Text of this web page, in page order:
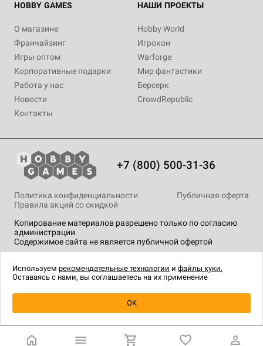
Уведомить о наличии
HOBBY GAMES
О магазине
Франчайзинг
Игры оптом
Корпоративные подарки
Работа у нас
Новости
Контакты
НАШИ ПРОЕКТЫ
Hobby World
Игрокон
Warforge
Мир фантастики
Берсерк
CrowdRepublic
+7 (800) 500-31-36
Копирование материалов разрешено только по согласию
администрации
Содержимое сайта не является публичной офертой
Политика конфиденциальности
Публичная оферта
Правила акций со скидкой
технологии.
Используем рекомендательные технологии и файлы куки.
Оставаясь с нами, вы соглашаетесь на их применение
OK